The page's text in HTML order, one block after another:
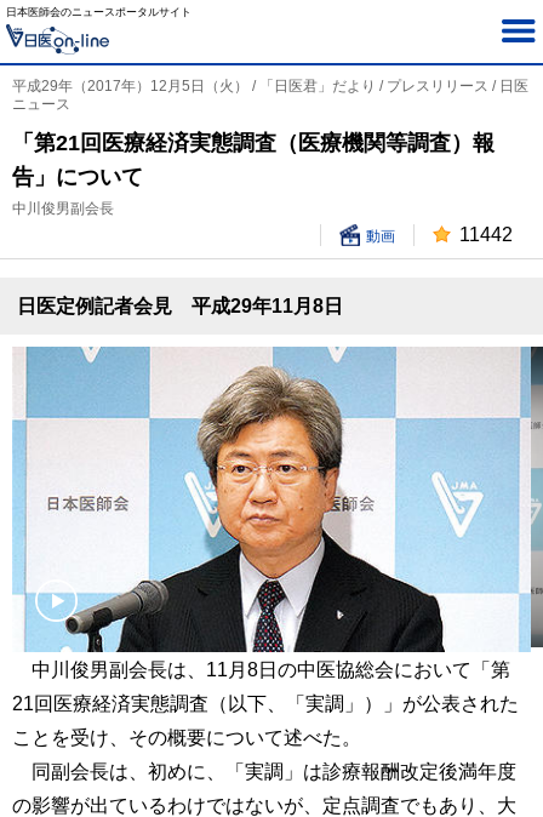
日本医師会のニュースポータルサイト
平成29年（2017年）12月5日（火） / 「日医君」だより / プレスリリース / 日医
ニュース
「第21回医療経済実態調査（医療機関等調査）報
告」について
中川俊男副会長
動画
11442
日医定例記者会見 平成29年11月8日
中川俊男副会長は、11月8日の中医協総会において「第
21回医療経済実態調査（以下、「実調」）」が公表された
ことを受け、その概要について述べた。
同副会長は、初めに、「実調」は診療報酬改定後満年度
の影響が出ているわけではないが、定点調査でもあり、大